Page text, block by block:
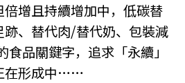
增且持續增加中，低碳替
跡、替代肉/替代奶、包裝減
食品關鍵字，追求「永續」
在形成中……